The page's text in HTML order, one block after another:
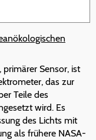
primärer Sensor, ist
das zur
Teile des
wird. Es
des Lichts mit
als frühere NASA-